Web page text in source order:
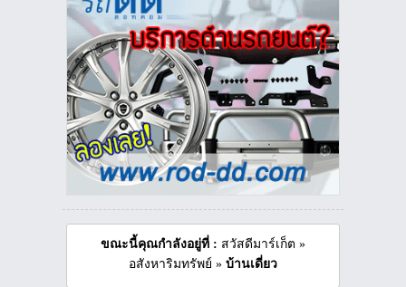
ขณะนี้คุณกำลังอยู่ที่ : สวัสดีมาร์เก็ต »
อสังหาริมทรัพย์ » บ้านเดี่ยว